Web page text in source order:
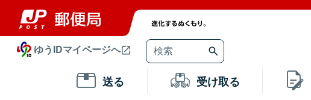
ゆうIDマイページへ
送る 受け取る